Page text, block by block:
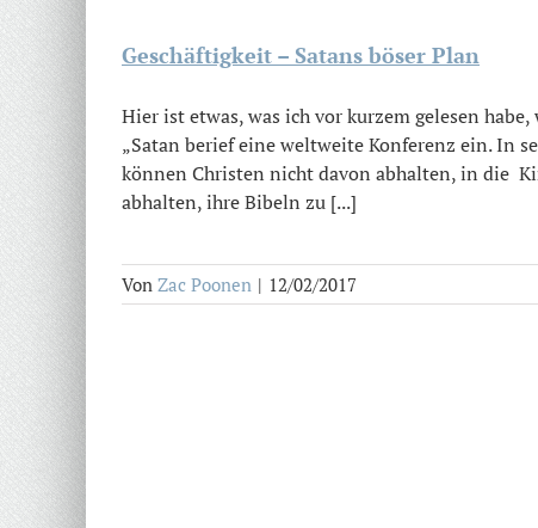
Geschäftigkeit – Satans böser Plan
Hier ist etwas, was ich vor kurzem gelesen
„Satan berief eine weltweite Konferenz ein. In
können Christen nicht davon abhalten, in die
abhalten, ihre Bibeln zu [...]
Von Zac Poonen | 12/02/2017